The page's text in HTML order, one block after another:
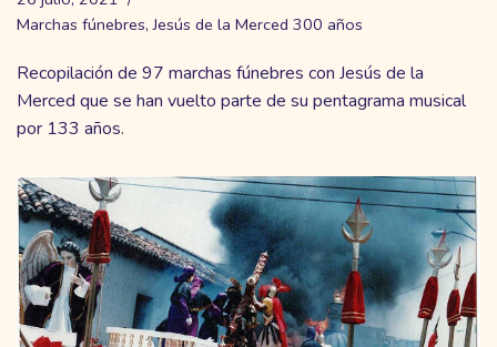
Marchas fúnebres,Jesús de la Merced 300 años
Recopilación de 97 marchas fúnebres con Jesús de la
Merced que se han vuelto parte de su pentagrama musical
por 133 años.